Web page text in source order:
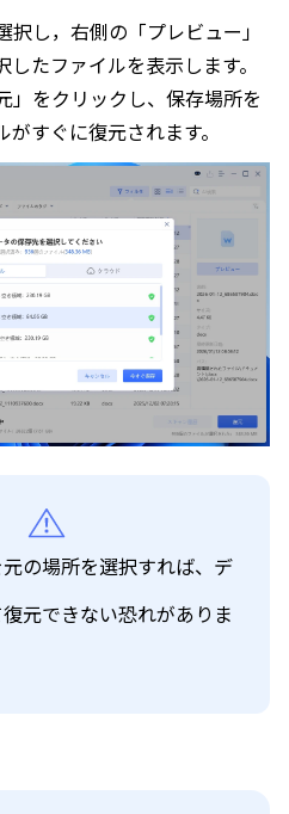
し，右側の「プレビュー」
たファイルを表示します。
」をクリックし、保存場所を
すぐに復元されます。
の場所を選択すれば、デ
元できない恐れがありま